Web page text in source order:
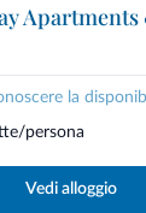
la
persona
Vedi alloggio